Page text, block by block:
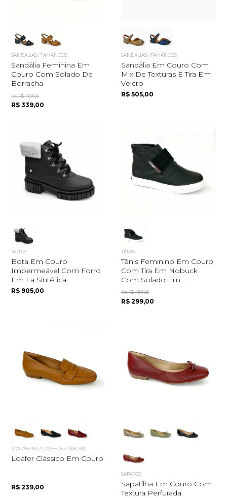
SANDÁLIAS / TAMANCOS
Sandália Feminina Em
Couro Com Solado De
Borracha
De R$ 469,00
R$ 339,00
SANDÁLIAS / TAMANCOS
Sandália Em Couro Com
Mix De Texturas E Tira Em
Velcro
R$ 505,00
BOTAS
Bota Em Couro
Impermeável Com Forro
Em Lã Sintética
R$ 905,00
TÊNIS
Tênis Feminino Em Couro
Com Tira Em Nobuck
Com Solado Em...
De R$ 459,00
R$ 299,00
MOCASSINS / LOAFERS / OXFORD
Loafer Clássico Em Couro
R$ 239,00
SAPATOS
Sapatilha Em Couro Com
Textura Perfurada